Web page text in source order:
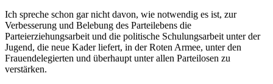
Ich spreche schon gar nicht davon, wie notwendig es ist, zur
Verbesserung und Belebung des Parteilebens die
Parteierziehungsarbeit und die politische Schulungsarbeit unter der
Jugend, die neue Kader liefert, in der Roten Armee, unter den
Frauendelegierten und überhaupt unter allen Parteilosen zu
verstärken.